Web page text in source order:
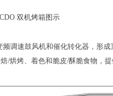
双机烤箱图示
调速鼓风机和催化转化器，形
/烘烤、着色和脆皮/酥脆食物，